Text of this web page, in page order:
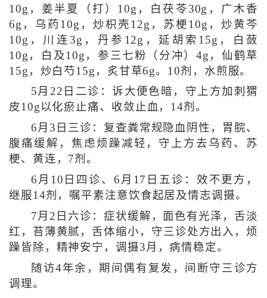
10g，姜半夏（打）10g，白茯苓30g，广木香
6g，乌药10g，炒枳壳12g，苏梗10g，炒黄芩
10g，川连3g，丹参12g，延胡索15g，白蔹
10g，白及10g，参三七粉（分冲）4g，仙鹤草
15g，炒白芍15g，炙甘草6g。10剂，水煎服。
5月22日二诊：诉大便色暗，守上方加刺猬
皮10g以化瘀止痛、收敛止血，14剂。
6月3日三诊：复查粪常规隐血阴性，胃脘、
腹痛缓解，焦虑烦躁减轻，守上方去乌药、苏
梗、黄连，7剂。
6月10日四诊、6月17日五诊：效不更方，
继服14剂，嘱平素注意饮食起居及情志调摄。
7月2日六诊：症状缓解，面色有光泽，舌淡
红，苔薄黄腻，舌体缩小，守三诊处方出入，烦
躁皆除，精神安宁，调摄3月，病情稳定。
随访4年余，期间偶有复发，间断守三诊方
调理。